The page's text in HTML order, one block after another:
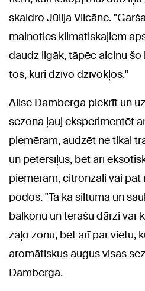
skaidro Jūlija Vilcāne.
mainoties klimatiskajiem
daudz ilgāk, tāpēc aicinu
tos, kuri dzīvo dzīvokļos."
Alise Damberga piekrīt un
sezona ļauj eksperimentēt
piemēram, audzēt ne tikai
un pētersīļus, bet arī
piemēram, citronzāli vai
podos. "Tā kā siltuma un
balkonu un terašu dārzi var
zaļo zonu, bet arī par vietu,
aromātiskus augus visas
Damberga.